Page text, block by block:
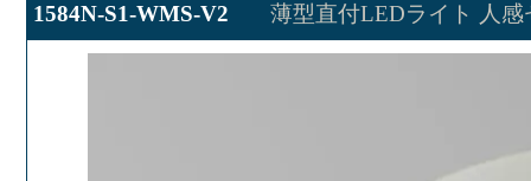
1584N-S1-WMS-V2 薄型直付LEDライト 人